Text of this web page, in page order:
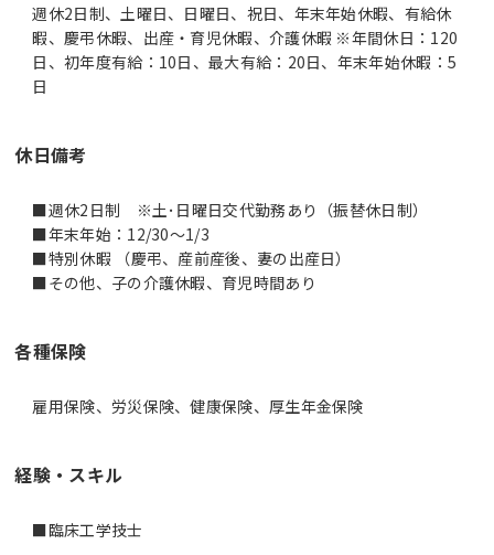
週休2日制、土曜日、日曜日、祝日、年末年始休暇、有給休
暇、慶弔休暇、出産・育児休暇、介護休暇 ※年間休日：120
日、初年度有給：10日、最大有給：20日、年末年始休暇：5
日
休日備考
■週休2日制 ※土･日曜日交代勤務あり（振替休日制）
■年末年始：12/30～1/3
■特別休暇 （慶弔、産前産後、妻の出産日）
■その他、子の介護休暇、育児時間あり
各種保険
雇用保険、労災保険、健康保険、厚生年金保険
経験・スキル